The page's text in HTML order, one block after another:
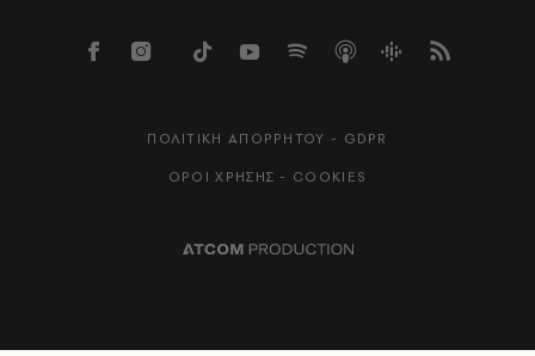
ΠΟΛΙΤΙΚΗ ΑΠΟΡΡΗΤΟΥ - GDPR
ΟΡΟΙ ΧΡΗΣΗΣ - COOKIES